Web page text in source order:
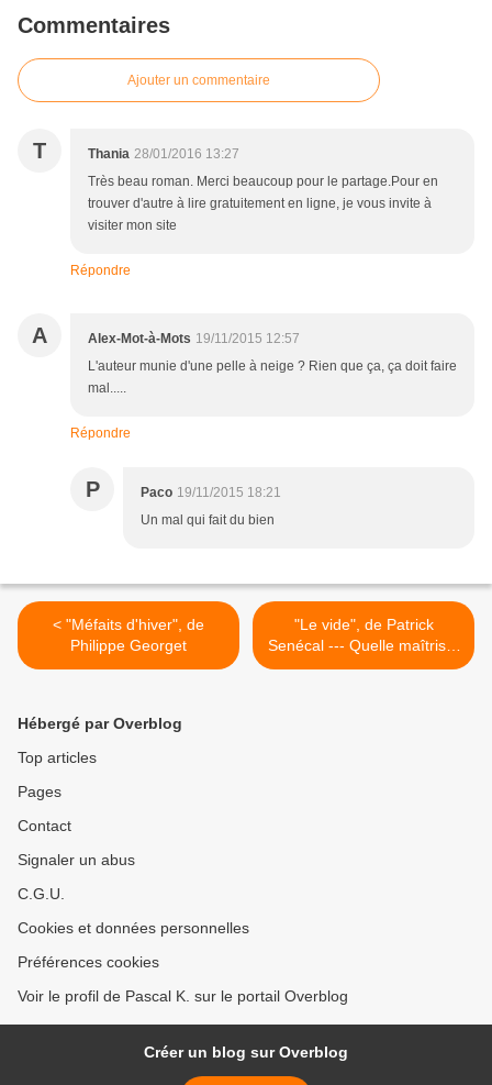
Commentaires
Ajouter un commentaire
T Thania 28/01/2016 13:27
Très beau roman. Merci beaucoup pour le partage.Pour en
trouver d'autre à lire gratuitement en ligne, je vous invite à
visiter mon site
Répondre
A Alex-Mot-à-Mots 19/11/2015 12:57
L'auteur munie d'une pelle à neige ? Rien que ça, ça doit faire
mal.....
Répondre
P Paco 19/11/2015 18:21
Un mal qui fait du bien
< "Méfaits d'hiver", de
Philippe Georget
"Le vide", de Patrick
Senécal --- Quelle maîtrise!
>
Hébergé par Overblog
Top articles
Pages
Contact
Signaler un abus
C.G.U.
Cookies et données personnelles
Préférences cookies
Voir le profil de Pascal K. sur le portail Overblog
Créer un blog sur Overblog